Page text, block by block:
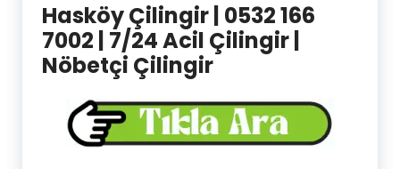
Hasköy Çilingir | 0532 166
7002 | 7/24 Acil Çilingir |
Nöbetçi Çilingir